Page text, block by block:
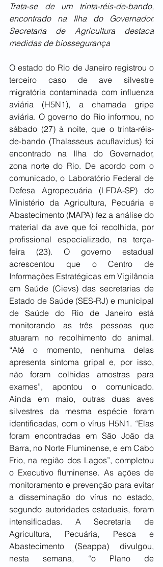
Trata-se de um trinta-réis-de-bando,
encontrado na Ilha do Governador.
Secretaria de Agricultura destaca
medidas de biossegurança
O estado do Rio de Janeiro registrou o
terceiro caso de ave silvestre
migratória contaminada com influenza
aviária (H5N1), a chamada gripe
aviária. O governo do Rio informou, no
sábado (27) à noite, que o trinta-réis-
de-bando (Thalasseus acuflavidus) foi
encontrado na Ilha do Governador,
zona norte do Rio. De acordo com o
comunicado, o Laboratório Federal de
Defesa Agropecuária (LFDA-SP) do
Ministério da Agricultura, Pecuária e
Abastecimento (MAPA) fez a análise do
material da ave que foi recolhida, por
profissional especializado, na terça-
feira (23). O governo estadual
acrescentou que o Centro de
Informações Estratégicas em Vigilância
em Saúde (Cievs) das secretarias de
Estado de Saúde (SES-RJ) e municipal
de Saúde do Rio de Janeiro está
monitorando as três pessoas que
atuaram no recolhimento do animal.
“Até o momento, nenhuma delas
apresenta sintoma gripal e, por isso,
não foram colhidas amostras para
exames”, apontou o comunicado.
Ainda em maio, outras duas aves
silvestres da mesma espécie foram
identificadas, com o vírus H5N1. “Elas
foram encontradas em São João da
Barra, no Norte Fluminense, e em Cabo
Frio, na região dos Lagos”, completou
o Executivo fluminense. As ações de
monitoramento e prevenção para evitar
a disseminação do vírus no estado,
segundo autoridades estaduais, foram
intensificadas. A Secretaria de
Agricultura, Pecuária, Pesca e
Abastecimento (Seappa) divulgou,
nesta semana, “o Plano de